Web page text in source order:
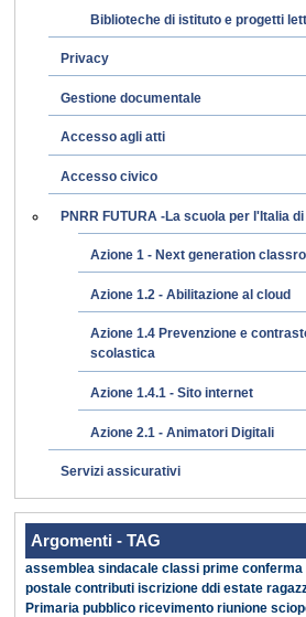
Biblioteche di istituto e progetti
Privacy
Gestione documentale
Accesso agli atti
Accesso civico
PNRR FUTURA -La scuola per l'Italia
Azione 1 - Next generation
Azione 1.2 - Abilitazione al cloud
Azione 1.4 Prevenzione e
scolastica
Azione 1.4.1 - Sito internet
Azione 2.1 - Animatori Digitali
Servizi assicurativi
Argomenti - TAG
assemblea sindacale classi prime conferma
postale contributi iscrizione ddi estate
Primaria pubblico ricevimento riunione